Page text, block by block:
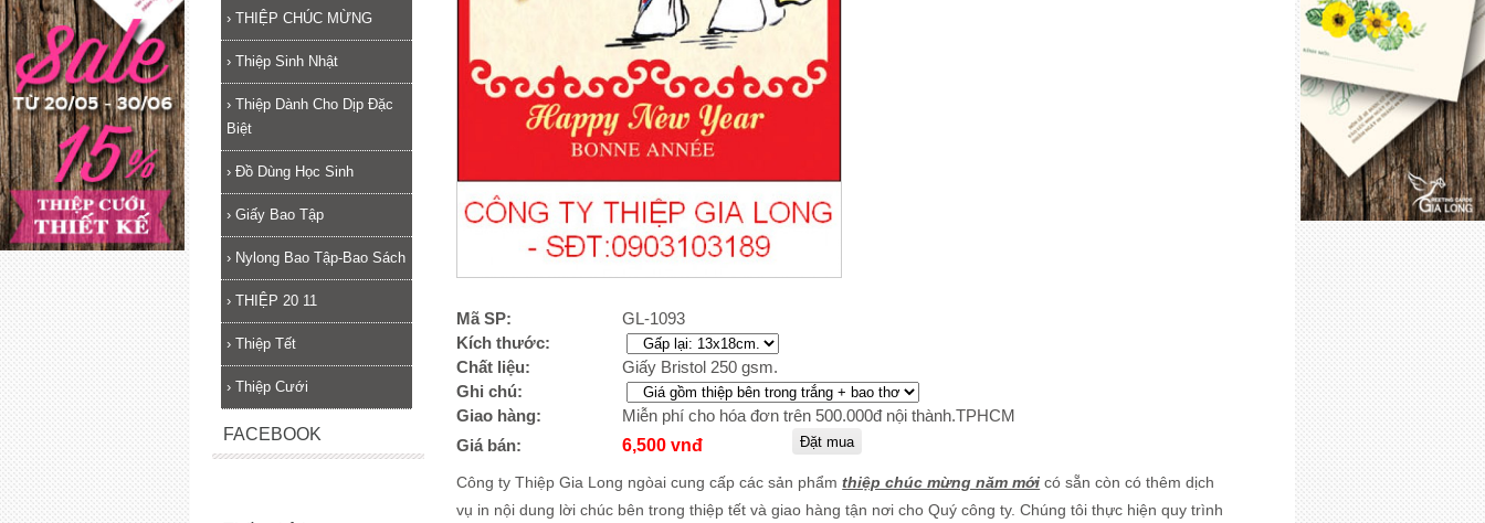
Mã SP:
GL-1093
Kích thước:
Chất liệu:
Giấy Bristol 250 gsm.
Ghi chú:
Giao hàng:
Miễn phí cho hóa đơn trên 500.000đ nội thành.TPHCM
Giá bán:
6,500 vnđ
Công ty Thiệp Gia Long ngòai cung cấp các sản phẩmthiệp chúc mừng năm mới có sẵn còn có thêm dịch
vụ in nội dung lời chúc bên trong thiệp tết và giao hàng tận nơi cho Quý công ty. Chúng tôi thực hiện quy trình
› THIỆP CHÚC MỪNG
› Thiệp Sinh Nhật
› Thiệp Dành Cho Dịp Đặc
Biệt
› Đồ Dùng Học Sinh
› Giấy Bao Tập
› Nylong Bao Tập-Bao Sách
› THIỆP 20 11
› Thiệp Tết
› Thiệp Cưới
FACEBOOK